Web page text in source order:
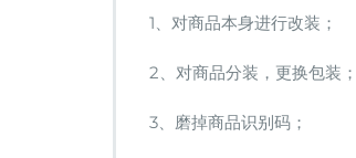
1、对商品本身进行改装；
2、对商品分装，更换包装；
3、磨掉商品识别码；